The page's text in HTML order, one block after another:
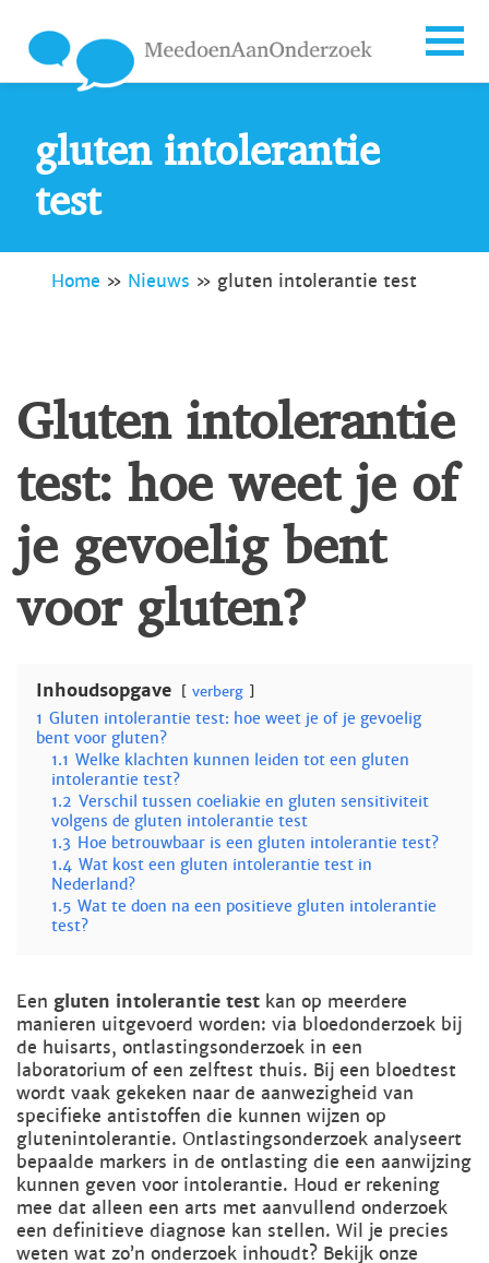
gluten intolerantie
test
Home » Nieuws » gluten intolerantie test
Gluten intolerantie
test: hoe weet je of
je gevoelig bent
voor gluten?
Inhoudsopgave verberg
1 Gluten intolerantie test: hoe weet je of je gevoelig
bent voor gluten?
1.1 Welke klachten kunnen leiden tot een gluten
intolerantie test?
1.2 Verschil tussen coeliakie en gluten sensitiviteit
volgens de gluten intolerantie test
1.3 Hoe betrouwbaar is een gluten intolerantie test?
1.4 Wat kost een gluten intolerantie test in
Nederland?
1.5 Wat te doen na een positieve gluten intolerantie
test?
Een gluten intolerantie test kan op meerdere
manieren uitgevoerd worden: via bloedonderzoek bij
de huisarts, ontlastingsonderzoek in een
laboratorium of een zelftest thuis. Bij een bloedtest
wordt vaak gekeken naar de aanwezigheid van
specifieke antistoffen die kunnen wijzen op
glutenintolerantie. Ontlastingsonderzoek analyseert
bepaalde markers in de ontlasting die een aanwijzing
kunnen geven voor intolerantie. Houd er rekening
mee dat alleen een arts met aanvullend onderzoek
een definitieve diagnose kan stellen. Wil je precies
weten wat zo’n onderzoek inhoudt? Bekijk onze